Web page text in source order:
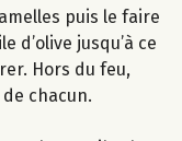
puis le faire
d’olive jusqu’à ce
Hors du feu,
chacun.